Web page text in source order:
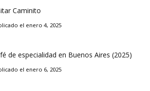
Caminito
el enero 4, 2025
de especialidad en Buenos Aires (2025)
el enero 6, 2025